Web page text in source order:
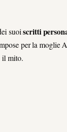
suoiscritti
per la moglie
il mito.